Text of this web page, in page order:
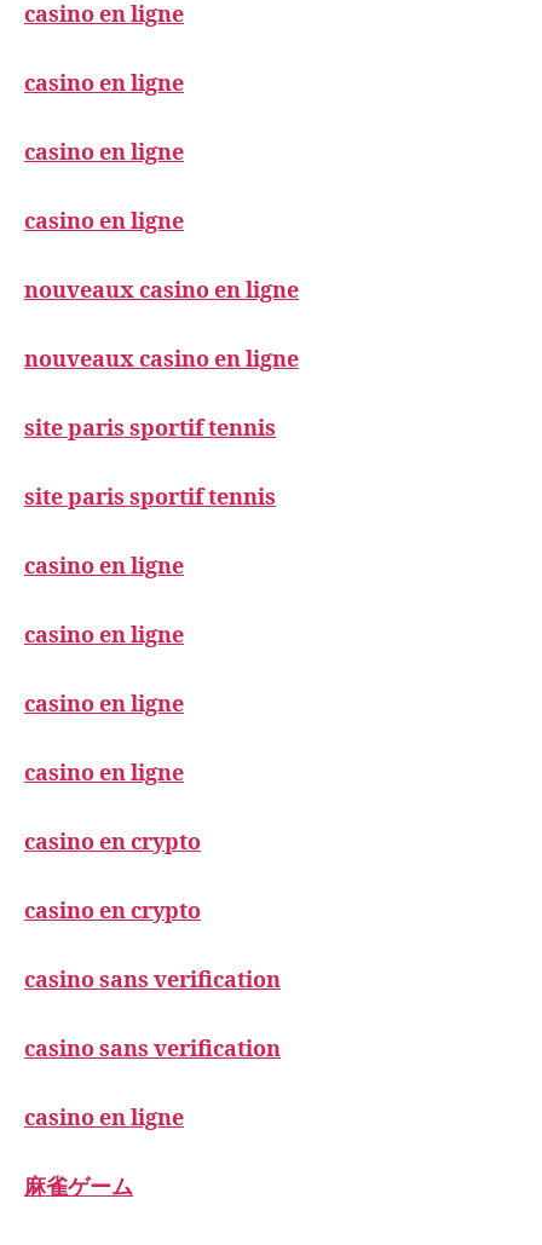
casino en ligne
casino en ligne
casino en ligne
casino en ligne
nouveaux casino en ligne
nouveaux casino en ligne
site paris sportif tennis
site paris sportif tennis
casino en ligne
casino en ligne
casino en ligne
casino en ligne
casino en crypto
casino en crypto
casino sans verification
casino sans verification
casino en ligne
麻雀ゲーム